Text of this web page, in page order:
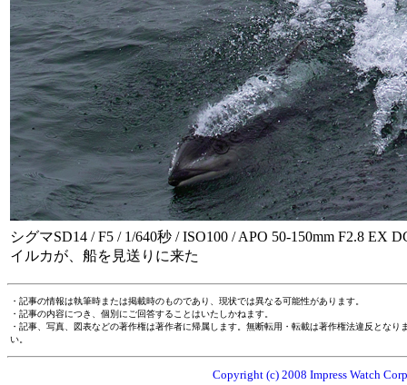
シグマSD14 / F5 / 1/640秒 / ISO100 / APO 50-150mm F2.8 EX
イルカが、船を見送りに来た
・記事の情報は執筆時または掲載時のものであり、現状では異なる可能性があります。
・記事の内容につき、個別にご回答することはいたしかねます。
・記事、写真、図表などの著作権は著作者に帰属します。無断転用・転載は著作権法違反とな
い。
Copyright (c) 2008 Impress Watch